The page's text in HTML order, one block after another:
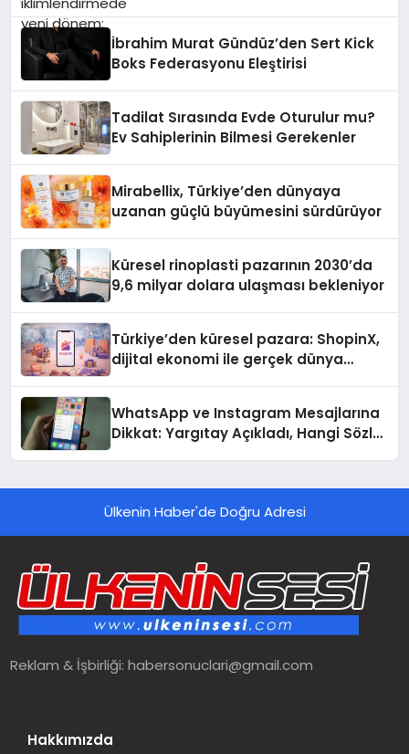
İbrahim Murat Gündüz’den Sert Kick
Boks Federasyonu Eleştirisi
Tadilat Sırasında Evde Oturulur mu?
Ev Sahiplerinin Bilmesi Gerekenler
Mirabellix, Türkiye’den dünyaya
uzanan güçlü büyümesini sürdürüyor
Küresel rinoplasti pazarının 2030’da
9,6 milyar dolara ulaşması bekleniyor
Türkiye’den küresel pazara: ShopinX,
dijital ekonomi ile gerçek dünya
WhatsApp ve Instagram Mesajlarına
Dikkat: Yargıtay Açıkladı, Hangi Sözler
Ülkenin Haber'de Doğru Adresi
Reklam & İşbirliği:habersonuclari@gmail.com
Hakkımızda